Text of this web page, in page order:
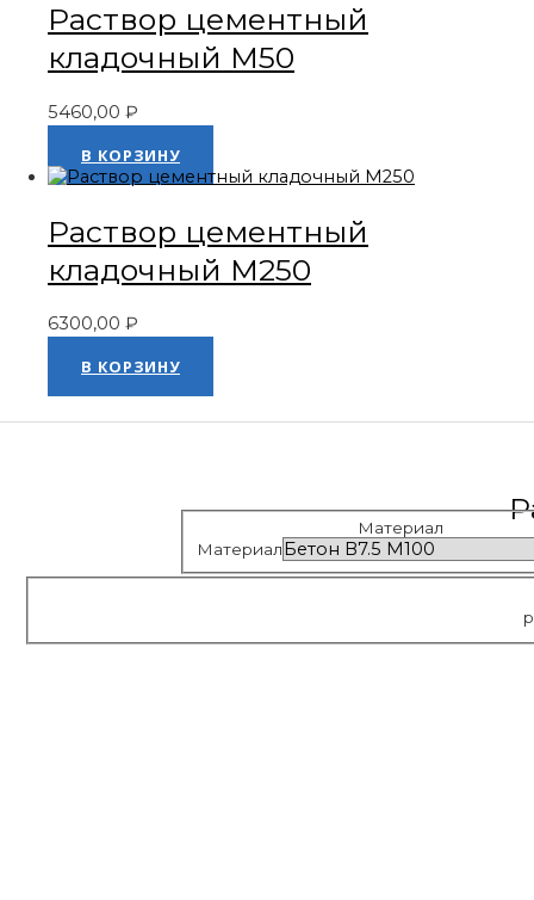
Раствор цементный
кладочный М50
5460,00 ₽
В КОРЗИНУ
Раствор цементный
кладочный М250
6300,00 ₽
В КОРЗИНУ
Материал
Материал